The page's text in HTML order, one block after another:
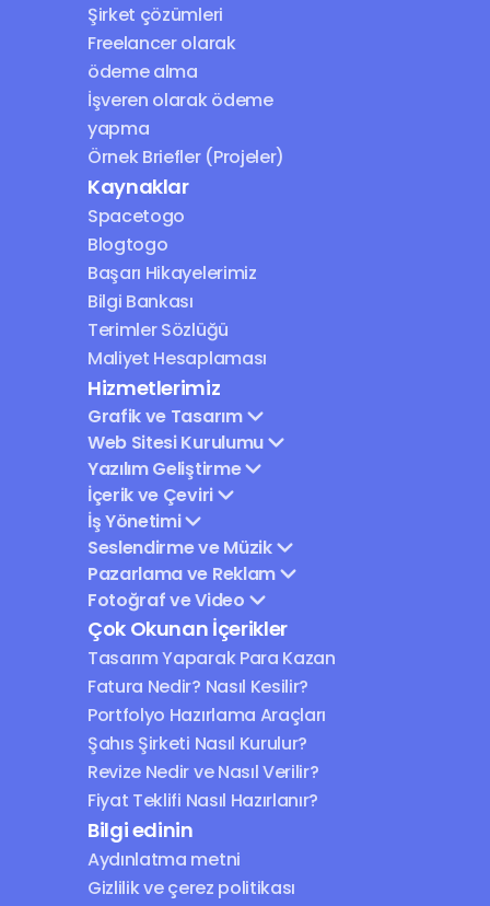
Şirket çözümleri
Freelancer olarak
ödeme alma
İşveren olarak ödeme
yapma
Örnek Briefler (Projeler)
Kaynaklar
Spacetogo
Blogtogo
Başarı Hikayelerimiz
Bilgi Bankası
Terimler Sözlüğü
Maliyet Hesaplaması
Hizmetlerimiz
Grafik ve Tasarım
Web Sitesi Kurulumu
Yazılım Geliştirme
İçerik ve Çeviri
İş Yönetimi
Seslendirme ve Müzik
Pazarlama ve Reklam
Fotoğraf ve Video
Çok Okunan İçerikler
Tasarım Yaparak Para Kazan
Fatura Nedir? Nasıl Kesilir?
Portfolyo Hazırlama Araçları
Şahıs Şirketi Nasıl Kurulur?
Revize Nedir ve Nasıl Verilir?
Fiyat Teklifi Nasıl Hazırlanır?
Bilgi edinin
Aydınlatma metni
Gizlilik ve çerez politikası